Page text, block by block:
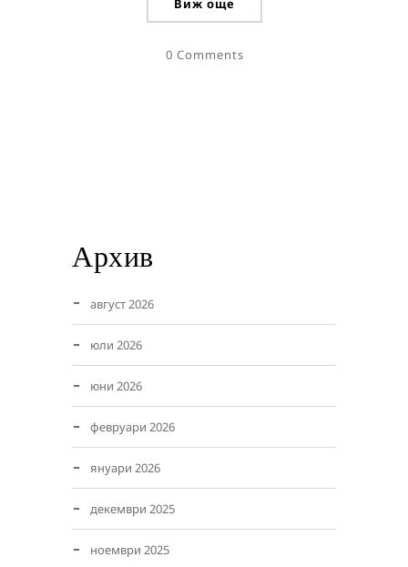
Виж още
0 Comments
Архив
август 2026
юли 2026
юни 2026
февруари 2026
януари 2026
декември 2025
ноември 2025